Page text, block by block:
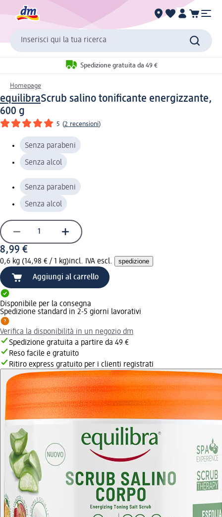
Inserisci qui la tua ricerca
Spedizione gratuita da 49 €
Homepage
equilibraScrub salino tonificante energizzante,
600 g
5 (2 recensioni)
Senza parabeni
Senza alcol
Senza parabeni
Senza alcol
8,99 €
0,6 kg (14,98 € / 1 kg)incl. IVA escl. spedizione
Aggiungi al carrello
Disponibile per la consegna
Spedizione standard in 2-5 giorni lavorativi
Verifica la disponibilità in un negozio dm
Spedizione gratuita a partire da 49 €
Reso facile e gratuito
Ritiro express gratuito per i clienti registrati